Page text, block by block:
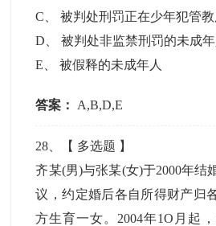
C 、被判处刑罚正在少年犯管
D 、被判处非监禁刑罚的未成年
E 、被假释的未成年人
答案： A,B,D,E
28 、【 多选题 】
齐某(男)与张某(女)于2000年结
议，约定婚后各自所得财产归
方生育一女。2004年1O月起